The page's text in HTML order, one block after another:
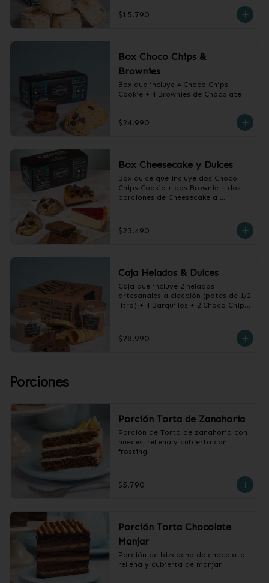
$15.790
Box Choco Chips &
Brownies
Box que incluye 4 Choco Chips
Cookie + 4 Brownies de Chocolate
$24.990
Box Cheesecake y Dulces
Box dulce que incluye dos Choco
Chips Cookie + dos Brownie + dos
porciones de Cheesecake a
$23.490
Caja Helados & Dulces
Caja que incluye 2 helados
artesanales a elección (potes de 1/2
litro) + 4 Barquillos + 2 Choco Chips
$28.990
Porciones
Porción Torta de Zanahoria
Porción de Torta de zanahoria con
nueces, rellena y cubierta con
frosting
$5.790
Porción Torta Chocolate
Manjar
Porción de bizcocho de chocolate
rellena y cubierta de manjar